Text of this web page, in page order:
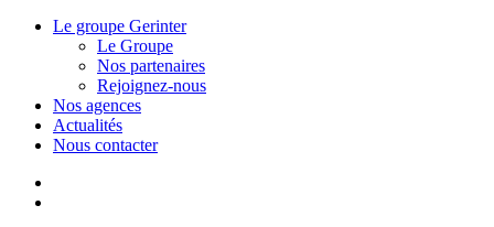
Le groupe Gerinter
Le Groupe
Nos partenaires
Rejoignez-nous
Nos agences
Actualités
Nous contacter